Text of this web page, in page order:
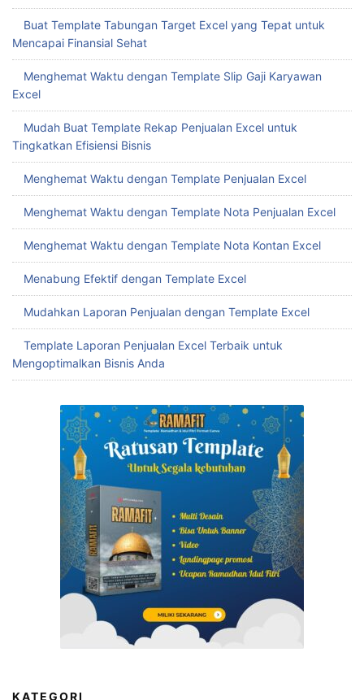
Buat Template Tabungan Target Excel yang Tepat untuk
Mencapai Finansial Sehat
Menghemat Waktu dengan Template Slip Gaji Karyawan
Excel
Mudah Buat Template Rekap Penjualan Excel untuk
Tingkatkan Efisiensi Bisnis
Menghemat Waktu dengan Template Penjualan Excel
Menghemat Waktu dengan Template Nota Penjualan Excel
Menghemat Waktu dengan Template Nota Kontan Excel
Menabung Efektif dengan Template Excel
Mudahkan Laporan Penjualan dengan Template Excel
Template Laporan Penjualan Excel Terbaik untuk
Mengoptimalkan Bisnis Anda
KATEGORI